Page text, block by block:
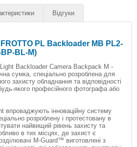
Відгуки
PL Backloader MB PL2-
BL-M)
Backloader Camera Backpack M -
сумка, спеціально розроблена для
захисту обладнання та відповідності
якого професійного фотографа або
впроваджують інноваційну систему
розроблену і протестовану в
найвищий рівень захисту та
в тих місцях, де захист є
M-Guard™ виготовлені з